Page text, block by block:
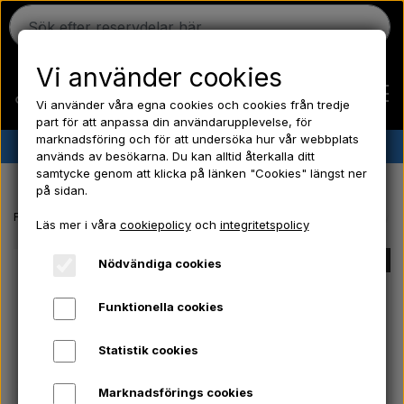
Hem
Massey Ferguson
Fordson
✔︎ Danskt lager ✔︎ Snabb leverans ✔︎ Låga priser
Framsida Ford traktor reservdelar
Vi använder cookies
Vi använder våra egna cookies och cookies från tredje
part för att anpassa din användarupplevelse, för
marknadsföring och för att undersöka hur vår webbplats
används av besökarna. Du kan alltid återkalla ditt
samtycke genom att klicka på länken "Cookies" längst ner
på sidan.
Läs mer i våra cookiepolicyoch integritetspolicy
Nödvändiga cookies
Funktionella cookies
Statistik cookies
Marknadsförings cookies